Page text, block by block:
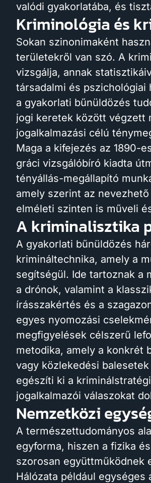
valódi gyakorlatába, és
Kriminológia és
Sokan szinonimaként
területekről van szó. A
vizsgálja, annak
társadalmi és
a gyakorlati bűnüldözés
jogi keretek között végzett
jogalkalmazási célú
Maga a kifejezés az 1890-
gráci vizsgálóbíró kiadta
tényállás-megállapító
amely szerint az
elméleti szinten is műveli
A kriminalisztika
A gyakorlati bűnüldözés
krimináltechnika, amely a
segítségül. Ide tartoznak a
a drónok, valamint a
írásszakértés és a
egyes nyomozási
megfigyelések célszerű
metodika, amely a konkrét
vagy közlekedési
egészíti ki a
jogalkalmazói válaszokat
Nemzetközi
A természettudományos
egyforma, hiszen a fizika
szorosan együttműködnek
Hálózata például egységes